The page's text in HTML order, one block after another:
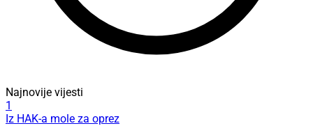
Najnovije vijesti
1
Iz HAK-a mole za oprez